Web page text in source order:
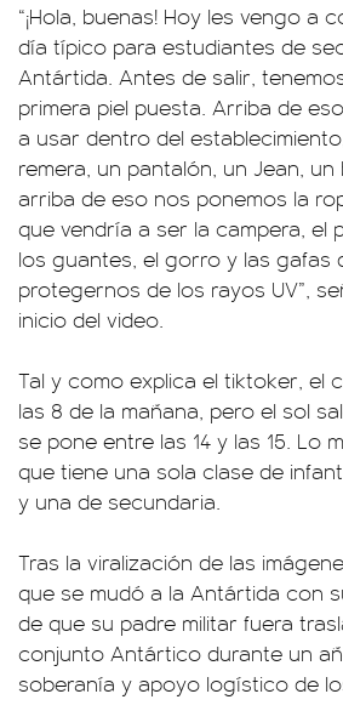
“¡Hola, buenas! Hoy les vengo a
día típico para estudiantes de
Antártida. Antes de salir,
primera piel puesta. Arriba de
a usar dentro del
remera, un pantalón, un Jean, un
arriba de eso nos ponemos la
que vendría a ser la campera, el
los guantes, el gorro y las gafas
protegernos de los rayos UV”,
inicio del video.
Tal y como explica el tiktoker, el
las 8 de la mañana, pero el sol
se pone entre las 14 y las 15. Lo
que tiene una sola clase de
y una de secundaria.
Tras la viralización de las
que se mudó a la Antártida con
de que su padre militar fuera
conjunto Antártico durante un
soberanía y apoyo logístico de